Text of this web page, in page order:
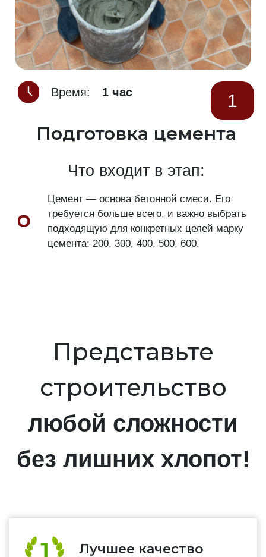
Время: 1 час 1
Подготовка цемента
Что входит в этап:
Цемент — основа бетонной смеси. Его
требуется больше всего, и важно выбрать
подходящую для конкретных целей марку
цемента: 200, 300, 400, 500, 600.
Представьте
строительство
любой сложности
без лишних хлопот!
Лучшее качество